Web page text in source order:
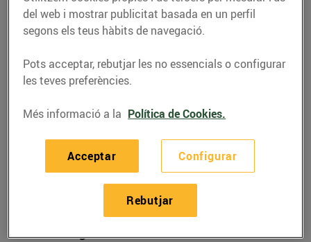
Energia
Gestions amb BonpreuEsclat
L'energia verda
del web i mostrar publicitat basada en un perfil
segons els teus hàbits de navegació.
Pots acceptar, rebutjar les no essencials o configurar
les teves preferències.
Més informació a la Política de Cookies.
Configurar
Rebutjar
Acceptar